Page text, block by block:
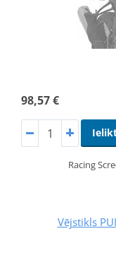
98,57 €
Racing
Vējstikls